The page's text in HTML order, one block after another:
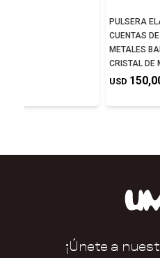
PULSERA
CUENTAS
METALES
CRISTAL DE
USD
¡Únete a